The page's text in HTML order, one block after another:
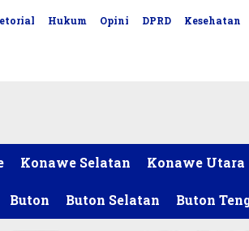
Hukum Opini DPRD Kesehatan
Konawe Selatan Konawe Utara
Buton Buton Selatan Buton